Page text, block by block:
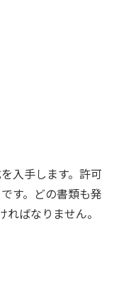
入手します。許可
す。どの書類も発
ばなりません。